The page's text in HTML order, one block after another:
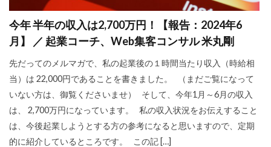
今年 半年の収入は2,700万円！【報告：2024年6
月】 ／ 起業コーチ、Web集客コンサル 米丸剛
先だってのメルマガで、私の起業後の１時間当たり収入（時給相
当）は 22,000円であることを書きました。 （まだご覧になって
いない方は、御覧くださいませ） そして、今年1月～6月の収入
は、 2,700万円になっています。 私の収入状況をお伝えすること
は、今後起業しようとする方の参考になると思いますので、定期
的に紹介しているところです。 この記 […]
不安
差別化 収入
個人事業主
学ぶ
フリーランス
達成できない
対策
営業
確定申告
Webマーケティング
独立
成功
人生変えたい
Web広告